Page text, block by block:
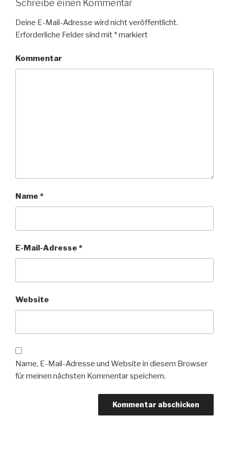
Schreibe einen Kommentar
Deine E-Mail-Adresse wird nicht veröffentlicht.
Erforderliche Felder sind mit *markiert
Kommentar
Name *
E-Mail-Adresse *
Website
Name, E-Mail-Adresse und Website in diesem Browser
für meinen nächsten Kommentar speichern.